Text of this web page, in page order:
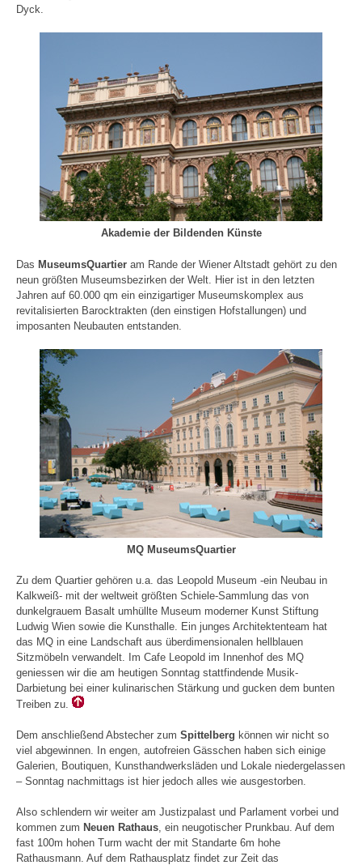
Dyck.
Akademie der Bildenden Künste
Das MuseumsQuartier am Rande der Wiener Altstadt gehört zu den
neun größten Museumsbezirken der Welt. Hier ist in den letzten
Jahren auf 60.000 qm ein einzigartiger Museumskomplex aus
revitalisierten Barocktrakten (den einstigen Hofstallungen) und
imposanten Neubauten entstanden.
MQ MuseumsQuartier
Zu dem Quartier gehören u.a. das Leopold Museum -ein Neubau in
Kalkweiß- mit der weltweit größten Schiele-Sammlung das von
dunkelgrauem Basalt umhüllte Museum moderner Kunst Stiftung
Ludwig Wien sowie die Kunsthalle. Ein junges Architektenteam hat
das MQ in eine Landschaft aus überdimensionalen hellblauen
Sitzmöbeln verwandelt. Im Cafe Leopold im Innenhof des MQ
geniessen wir die am heutigen Sonntag stattfindende Musik-
Darbietung bei einer kulinarischen Stärkung und gucken dem bunten
Treiben zu.
Dem anschließend Abstecher zum Spittelberg können wir nicht so
viel abgewinnen. In engen, autofreien Gässchen haben sich einige
Galerien, Boutiquen, Kunsthandwerksläden und Lokale niedergelassen
– Sonntag nachmittags ist hier jedoch alles wie ausgestorben.
Also schlendern wir weiter am Justizpalast und Parlament vorbei und
kommen zum Neuen Rathaus , ein neugotischer Prunkbau. Auf dem
fast 100m hohen Turm wacht der mit Standarte 6m hohe
Rathausmann. Auf dem Rathausplatz findet zur Zeit das